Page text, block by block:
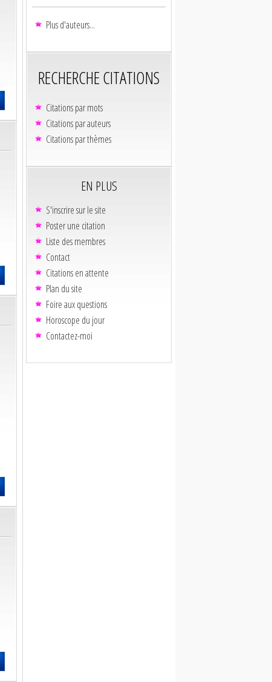
Plus d'auteurs...
RECHERCHE CITATIONS
Citations par mots
Citations par auteurs
Citations par thèmes
EN PLUS
S'inscrire sur le site
Poster une citation
Liste des membres
Contact
Citations en attente
Plan du site
Foire aux questions
Horoscope du jour
Contactez-moi